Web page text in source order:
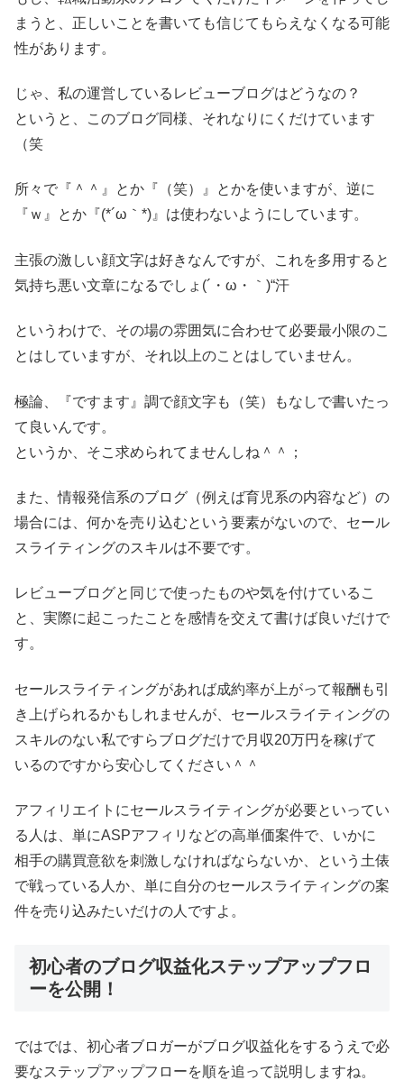
まうと、正しいことを書いても信じてもらえなくなる可能
性があります。
じゃ、私の運営しているレビューブログはどうなの？
というと、このブログ同様、それなりにくだけています
（笑
所々で『＾＾』とか『（笑）』とかを使いますが、逆に
『ｗ』とか『(*´ω｀*)』は使わないようにしています。
主張の激しい顔文字は好きなんですが、これを多用すると
気持ち悪い文章になるでしょ(´・ω・｀)“汗
というわけで、その場の雰囲気に合わせて必要最小限のこ
とはしていますが、それ以上のことはしていません。
極論、『ですます』調で顔文字も（笑）もなしで書いたっ
て良いんです。
というか、そこ求められてませんしね＾＾；
また、情報発信系のブログ（例えば育児系の内容など）の
場合には、何かを売り込むという要素がないので、セール
スライティングのスキルは不要です。
レビューブログと同じで使ったものや気を付けているこ
と、実際に起こったことを感情を交えて書けば良いだけで
す。
セールスライティングがあれば成約率が上がって報酬も引
き上げられるかもしれませんが、セールスライティングの
スキルのない私ですらブログだけで月収20万円を稼げて
いるのですから安心してください＾＾
アフィリエイトにセールスライティングが必要といってい
る人は、単にASPアフィリなどの高単価案件で、いかに
相手の購買意欲を刺激しなければならないか、という土俵
で戦っている人か、単に自分のセールスライティングの案
件を売り込みたいだけの人ですよ。
初心者のブログ収益化ステップアップフロ
ーを公開！
ではでは、初心者ブロガーがブログ収益化をするうえで必
要なステップアップフローを順を追って説明しますね。